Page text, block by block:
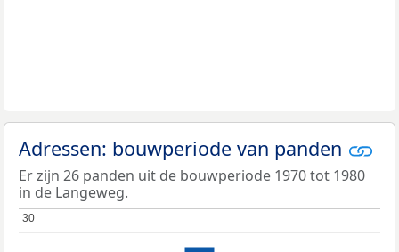
Adressen: bouwperiode van panden
Er zijn 26 panden uit de bouwperiode 1970 tot 1980
in de Langeweg.
30
30